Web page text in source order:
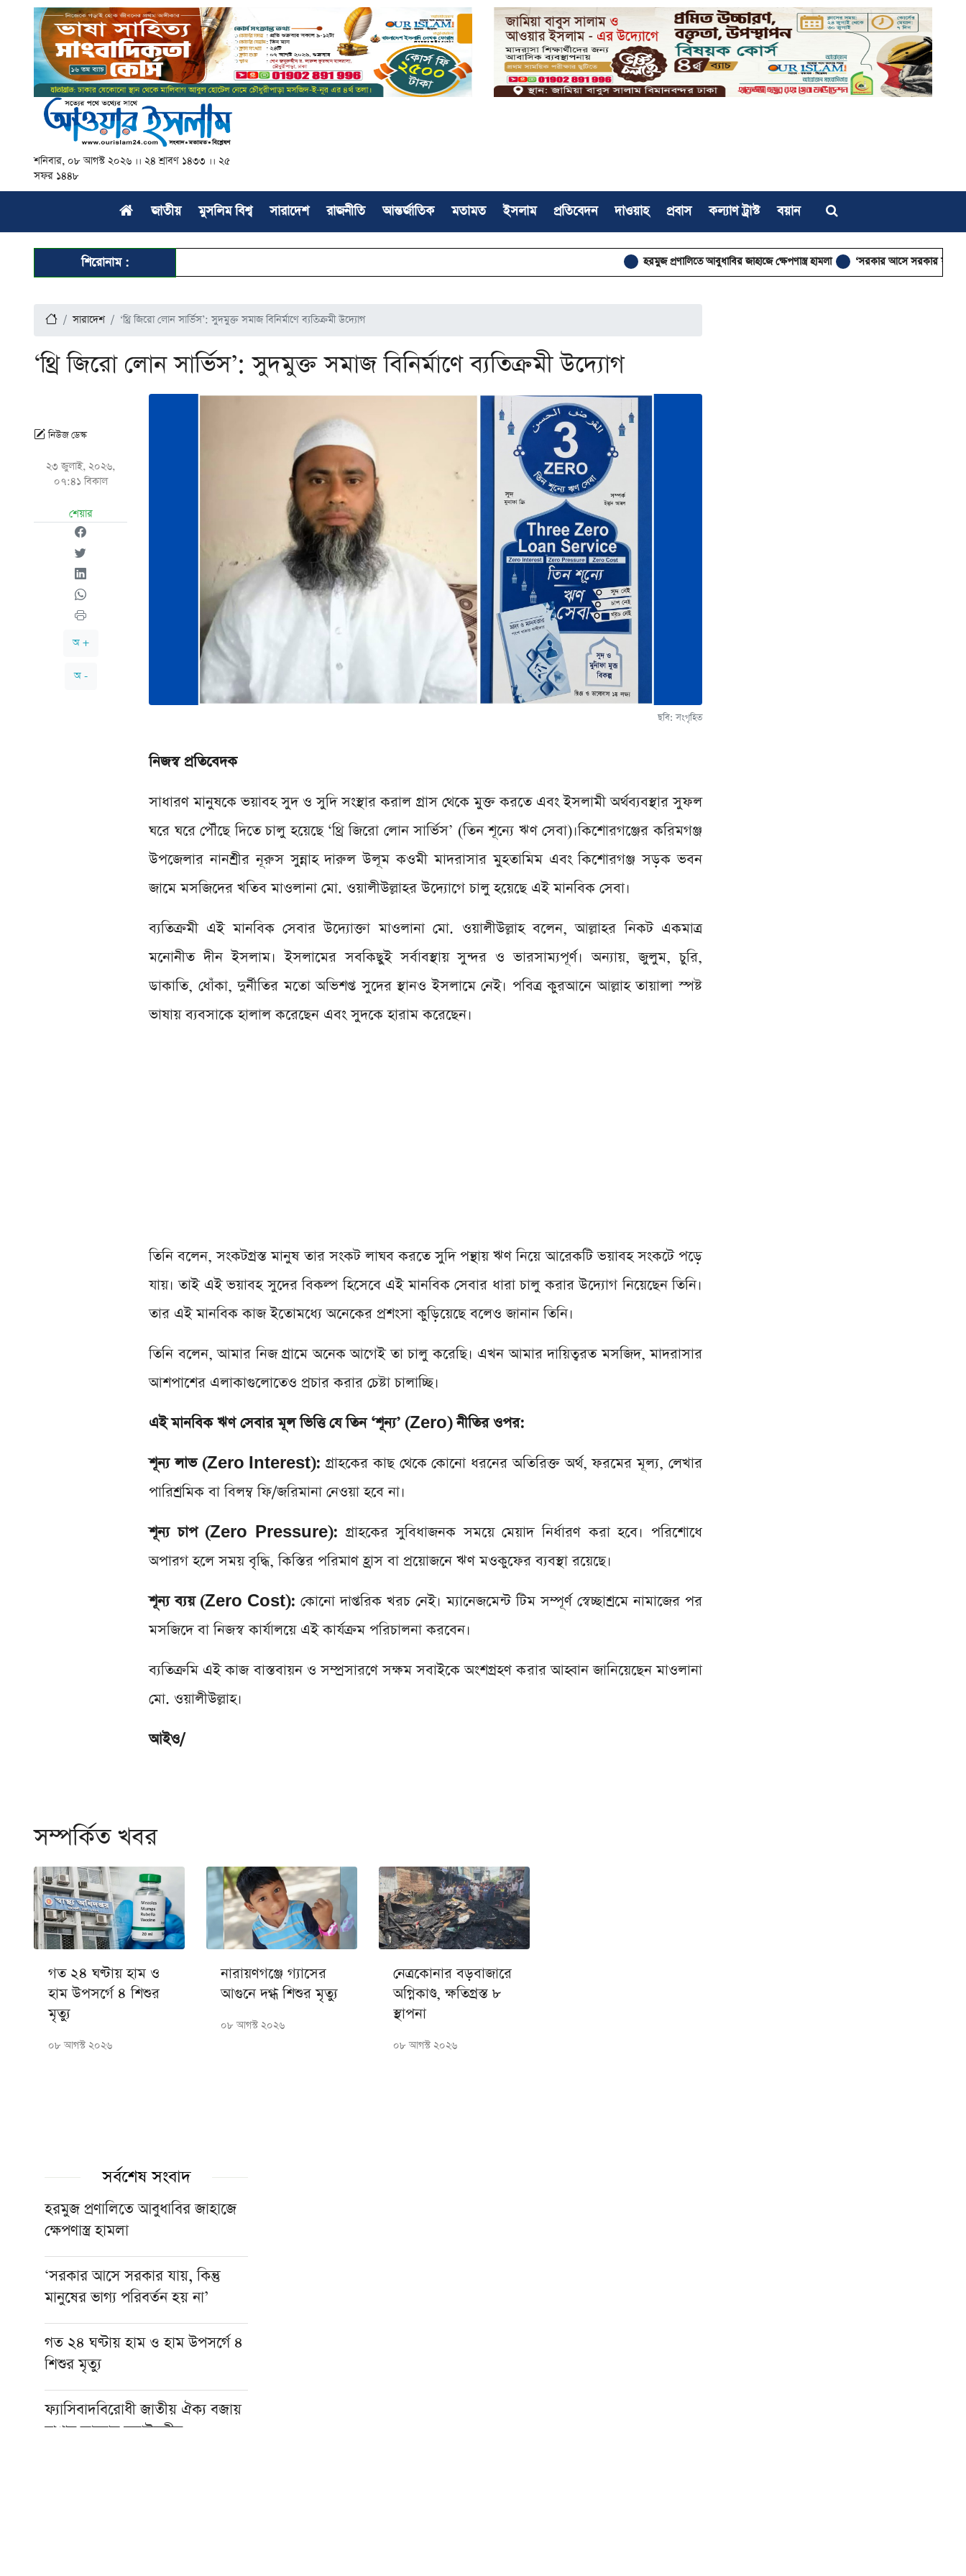
শনিবার, ০৮ আগস্ট ২০২৬ ।। ২৪ শ্রাবণ ১৪৩৩ ।। ২৫
সফর ১৪৪৮
জাতীয় মুসলিম বিশ্ব সারাদেশ রাজনীতি আন্তর্জাতিক মতামত ইসলাম প্রতিবেদন দাওয়াহ প্রবাস কল্যাণ ট্রাস্ট বয়ান
শিরোনাম : হরমুজ প্রণালিতে আবুধাবির জাহাজে ক্ষেপণাস্ত্র হামলা ‘সরকার আসে সরকার যায়, কিন্তু মানুষের
সারাদেশ ‘থ্রি জিরো লোন সার্ভিস’: সুদমুক্ত সমাজ বিনির্মাণে ব্যতিক্রমী উদ্যোগ
‘থ্রি জিরো লোন সার্ভিস’: সুদমুক্ত সমাজ বিনির্মাণে ব্যতিক্রমী উদ্যোগ
নিউজ ডেস্ক
২৩ জুলাই, ২০২৬,
০৭:৪১ বিকাল
শেয়ার
অ +
অ -
ছবি: সংগৃহিত
নিজস্ব প্রতিবেদক
সাধারণ মানুষকে ভয়াবহ সুদ ও সুদি সংস্থার করাল গ্রাস থেকে মুক্ত করতে এবং ইসলামী অর্থব্যবস্থার সুফল
ঘরে ঘরে পৌঁছে দিতে চালু হয়েছে ‘থ্রি জিরো লোন সার্ভিস’ (তিন শূন্যে ঋণ সেবা)।কিশোরগঞ্জের করিমগঞ্জ
উপজেলার নানশ্রীর নূরুস সুন্নাহ দারুল উলূম কওমী মাদরাসার মুহতামিম এবং কিশোরগঞ্জ সড়ক ভবন
জামে মসজিদের খতিব মাওলানা মো. ওয়ালীউল্লাহর উদ্যোগে চালু হয়েছে এই মানবিক সেবা।
ব্যতিক্রমী এই মানবিক সেবার উদ্যোক্তা মাওলানা মো. ওয়ালীউল্লাহ বলেন, আল্লাহর নিকট একমাত্র
মনোনীত দীন ইসলাম। ইসলামের সবকিছুই সর্বাবস্থায় সুন্দর ও ভারসাম্যপূর্ণ। অন্যায়, জুলুম, চুরি,
ডাকাতি, ধোঁকা, দুর্নীতির মতো অভিশপ্ত সুদের স্থানও ইসলামে নেই। পবিত্র কুরআনে আল্লাহ তায়ালা স্পষ্ট
ভাষায় ব্যবসাকে হালাল করেছেন এবং সুদকে হারাম করেছেন।
তিনি বলেন, সংকটগ্রস্ত মানুষ তার সংকট লাঘব করতে সুদি পন্থায় ঋণ নিয়ে আরেকটি ভয়াবহ সংকটে পড়ে
যায়। তাই এই ভয়াবহ সুদের বিকল্প হিসেবে এই মানবিক সেবার ধারা চালু করার উদ্যোগ নিয়েছেন তিনি।
তার এই মানবিক কাজ ইতোমধ্যে অনেকের প্রশংসা কুড়িয়েছে বলেও জানান তিনি।
তিনি বলেন, আমার নিজ গ্রামে অনেক আগেই তা চালু করেছি। এখন আমার দায়িত্বরত মসজিদ, মাদরাসার
আশপাশের এলাকাগুলোতেও প্রচার করার চেষ্টা চালাচ্ছি।
এই মানবিক ঋণ সেবার মূল ভিত্তি যে তিন ‘শূন্য’ (Zero) নীতির ওপর:
শূন্য লাভ (Zero Interest): গ্রাহকের কাছ থেকে কোনো ধরনের অতিরিক্ত অর্থ, ফরমের মূল্য, লেখার
পারিশ্রমিক বা বিলম্ব ফি/জরিমানা নেওয়া হবে না।
শূন্য চাপ (Zero Pressure): গ্রাহকের সুবিধাজনক সময়ে মেয়াদ নির্ধারণ করা হবে। পরিশোধে
অপারগ হলে সময় বৃদ্ধি, কিস্তির পরিমাণ হ্রাস বা প্রয়োজনে ঋণ মওকুফের ব্যবস্থা রয়েছে।
শূন্য ব্যয় (Zero Cost): কোনো দাপ্তরিক খরচ নেই। ম্যানেজমেন্ট টিম সম্পূর্ণ স্বেচ্ছাশ্রমে নামাজের পর
মসজিদে বা নিজস্ব কার্যালয়ে এই কার্যক্রম পরিচালনা করবেন।
ব্যতিক্রমি এই কাজ বাস্তবায়ন ও সম্প্রসারণে সক্ষম সবাইকে অংশগ্রহণ করার আহ্বান জানিয়েছেন মাওলানা
মো. ওয়ালীউল্লাহ।
আইও/
সম্পর্কিত খবর
গত ২৪ ঘণ্টায় হাম ও
হাম উপসর্গে ৪ শিশুর
মৃত্যু
০৮ আগস্ট ২০২৬
নারায়ণগঞ্জে গ্যাসের
আগুনে দগ্ধ শিশুর মৃত্যু
০৮ আগস্ট ২০২৬
নেত্রকোনার বড়বাজারে
অগ্নিকাণ্ড, ক্ষতিগ্রস্ত ৮
স্থাপনা
০৮ আগস্ট ২০২৬
সর্বশেষ সংবাদ
হরমুজ প্রণালিতে আবুধাবির জাহাজে
ক্ষেপণাস্ত্র হামলা
‘সরকার আসে সরকার যায়, কিন্তু
মানুষের ভাগ্য পরিবর্তন হয় না’
গত ২৪ ঘণ্টায় হাম ও হাম উপসর্গে ৪
শিশুর মৃত্যু
ফ্যাসিবাদবিরোধী জাতীয় ঐক্য বজায়
রাখার আহ্বান স্বরাষ্ট্রমন্ত্রীর